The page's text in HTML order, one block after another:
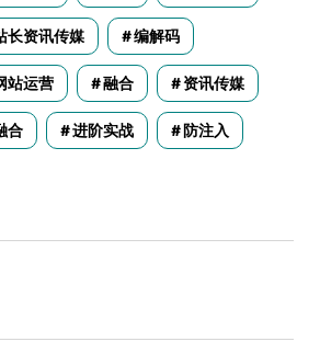
长资讯传媒 编解码
站运营 融合 资讯传媒
合 进阶实战 防注入